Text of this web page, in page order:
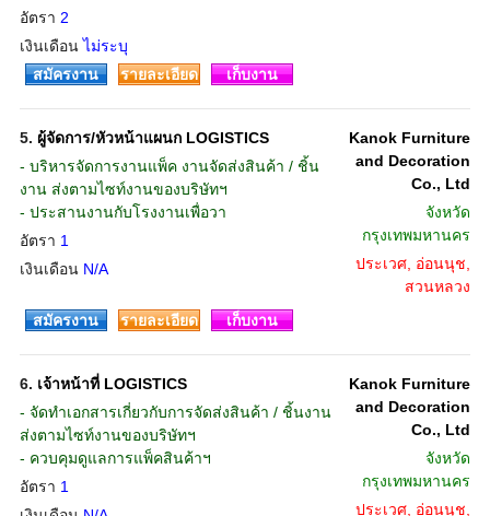
อัตรา 2
เงินเดือนไม่ระบุ
สมัครงาน รายละเอียด เก็บงาน
5. ผู้จัดการ/หัวหน้าแผนก LOGISTICS
- บริหารจัดการงานแพ็ค งานจัดส่งสินค้า / ชิ้น
งาน ส่งตามไซท์งานของบริษัทฯ
- ประสานงานกับโรงงานเพื่อวา
อัตรา 1
เงินเดือน N/A
Kanok Furniture
and Decoration
Co., Ltd
จังหวัด
กรุงเทพมหานคร
ประเวศ, อ่อนนุช,
สวนหลวง
สมัครงาน
รายละเอียด เก็บงาน
6. เจ้าหน้าที่ LOGISTICS
- จัดทำเอกสารเกี่ยวกับการจัดส่งสินค้า / ชิ้นงาน
ส่งตามไซท์งานของบริษัทฯ
- ควบคุมดูแลการแพ็คสินค้าฯ
อัตรา 1
Kanok Furniture
and Decoration
Co., Ltd
จังหวัด
กรุงเทพมหานคร
ประเวศ, อ่อนนุช,